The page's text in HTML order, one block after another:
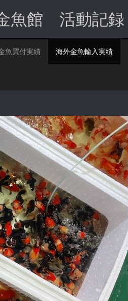
魚館 活動記録
魚買付実績 海外金魚輸入実績